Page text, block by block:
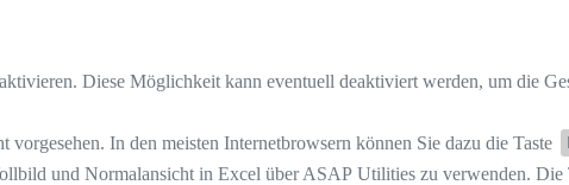
Diese Möglichkeit kann eventuell deaktiviert werden, um die
In den meisten Internetbrowsern können Sie dazu die Taste
und Normalansicht in Excel über ASAP Utilities zu verwenden. Die